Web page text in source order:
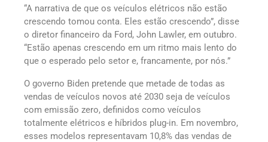
“A narrativa de que os veículos elétricos não estão
crescendo tomou conta. Eles estão crescendo”, disse
o diretor financeiro da Ford, John Lawler, em outubro.
“Estão apenas crescendo em um ritmo mais lento do
que o esperado pelo setor e, francamente, por nós.”
O governo Biden pretende que metade de todas as
vendas de veículos novos até 2030 seja de veículos
com emissão zero, definidos como veículos
totalmente elétricos e híbridos plug-in. Em novembro,
esses modelos representavam 10,8% das vendas de